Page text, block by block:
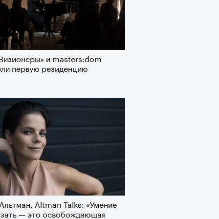
и masters:dom
первую резиденцию
Altman Talks: «Умение
— это освобождающая
ли прийти
спорт без
если вам 30